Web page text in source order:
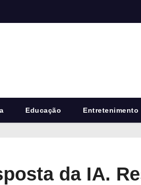
Educação Entretenimento
da IA.